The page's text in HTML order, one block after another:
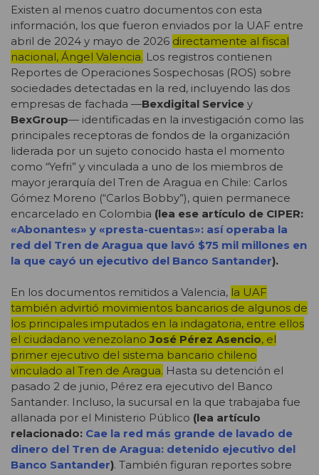
Existen al menos cuatro documentos con esta
información, los que fueron enviados por la UAF entre
abril de 2024 y mayo de 2026 directamente al fiscal
nacional, Ángel Valencia. Los registros contienen
Reportes de Operaciones Sospechosas (ROS) sobre
sociedades detectadas en la red, incluyendo las dos
empresas de fachada —Bexdigital Service y
BexGroup— identificadas en la investigación como las
principales receptoras de fondos de la organización
liderada por un sujeto conocido hasta el momento
como “Yefri” y vinculada a uno de los miembros de
mayor jerarquía del Tren de Aragua en Chile: Carlos
Gómez Moreno (“Carlos Bobby”), quien permanece
encarcelado en Colombia (lea ese artículo de CIPER:
«Abonantes» y «presta-cuentas»: así operaba la
red del Tren de Aragua que lavó $75 mil millones en
la que cayó un ejecutivo del Banco Santander).
En los documentos remitidos a Valencia, la UAF
también advirtió movimientos bancarios de algunos de
los principales imputados en la indagatoria, entre ellos
el ciudadano venezolanoJosé Pérez Asencio, el
primer ejecutivo del sistema bancario chileno
vinculado al Tren de Aragua. Hasta su detención el
pasado 2 de junio, Pérez era ejecutivo del Banco
Santander. Incluso, la sucursal en la que trabajaba fue
allanada por el Ministerio Público (lea artículo
relacionado: Cae la red más grande de lavado de
dinero del Tren de Aragua: detenido ejecutivo del
Banco Santander). También figuran reportes sobre